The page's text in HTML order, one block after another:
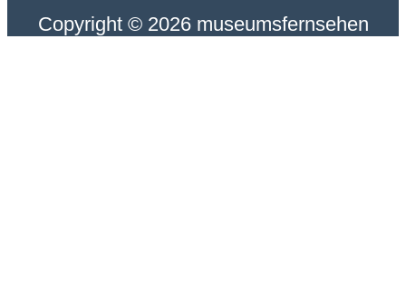
Copyright © 2026 museumsfernsehen